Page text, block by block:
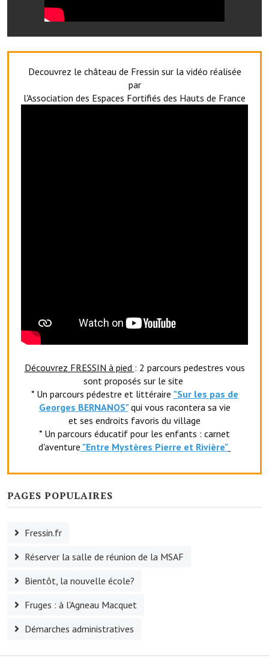
Affaires scolaires, CCAS
France services
Déchets ménagers, tri sélectif, encombrants
Commerçants, artisans
Commerces et professions libérales
Exploitants agricoles
Artisans
Agents immobiliers
Réserver une salle
Salle Georges Delépine
Maison des services et des associations fressinoises
Les Amis du Patrimoine
Decouvrez le château de Fressin sur la vidéo réalisée
par
l'Association des Espaces Fortifiés des Hauts de France
Découvrez FRESSIN à pied : 2 parcours pedestres vous
sont proposés sur le site
* Un parcours pédestre et littéraire "Sur les pas de
Georges BERNANOS" qui vous racontera sa vie
et ses endroits favoris du village
* Un parcours éducatif pour les enfants : carnet
d'aventure "Entre Mystères Pierre et Rivière"
PAGES POPULAIRES
Fressin.fr
Réserver la salle de réunion de la MSAF
Bientôt, la nouvelle école?
Fruges : à l'Agneau Macquet
Démarches administratives